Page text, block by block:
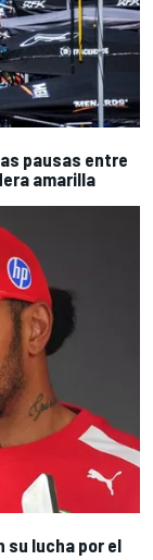
pausas entre
amarilla
su lucha por el